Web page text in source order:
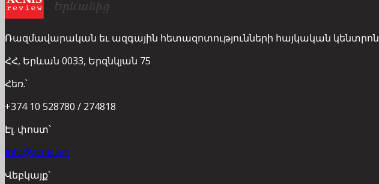
Ռազմավարական եւ ազգային հետազոտությունների հայկական կենտրոն
ՀՀ, Երևան 0033, Երզնկյան 75
Հեռ.՝
+374 10 528780 / 274818
Էլ. փոստ՝
info@acnis.am
Վեբկայք՝